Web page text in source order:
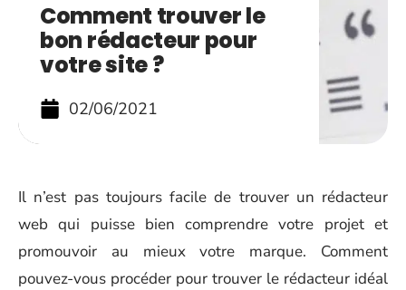
Comment trouver le
bon rédacteur pour
votre site ?
02/06/2021
Il n’est pas toujours facile de trouver un rédacteur
web qui puisse bien comprendre votre projet et
promouvoir au mieux votre marque. Comment
pouvez-vous procéder pour trouver le rédacteur idéal